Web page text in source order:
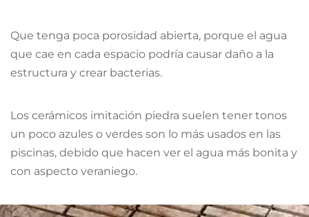
Que tenga poca porosidad abierta, porque el agua
que cae en cada espacio podría causar daño a la
estructura y crear bacterias.
Los cerámicos imitación piedra suelen tener tonos
un poco azules o verdes son lo más usados en las
piscinas, debido que hacen ver el agua más bonita y
con aspecto veraniego.